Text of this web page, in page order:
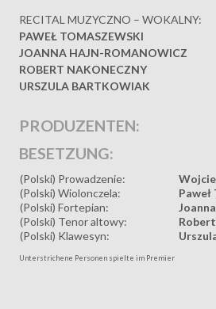
RECITAL MUZYCZNO – WOKALNY:
PAWEŁ TOMASZEWSKI
JOANNA HAJN-ROMANOWICZ
ROBERT NAKONECZNY
URSZULA BARTKOWIAK
PRODUZENTEN:
BESETZUNG:
(Polski) Prowadzenie:
(Polski) Wiolonczela:
(Polski) Fortepian:
(Polski) Tenor altowy:
(Polski) Klawesyn:
Unterstrichene Personen spielte im Premier